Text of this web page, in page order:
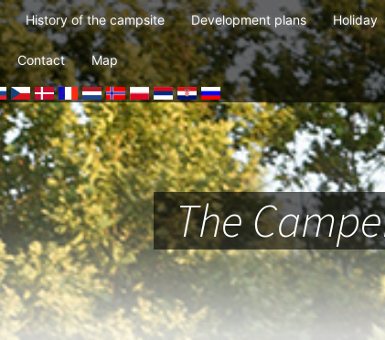
History of the campsite Development plans Holiday
Contact Map
The